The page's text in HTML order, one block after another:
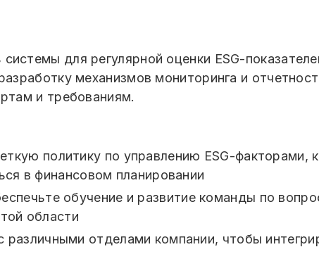
для регулярной оценки ESG-
механизмов мониторинга и
и требованиям.
политику по управлению ESG-факторами,
в финансовом планировании
обучение и развитие команды по
области
различными отделами компании, чтобы